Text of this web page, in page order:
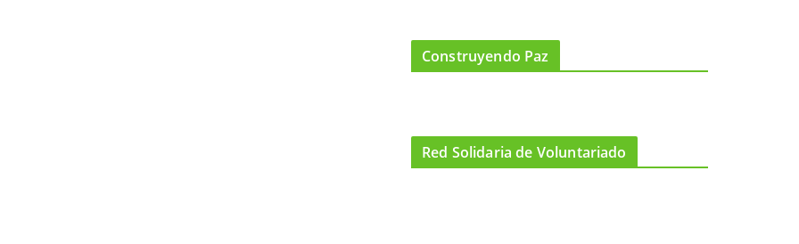
Construyendo Paz
Red Solidaria de Voluntariado